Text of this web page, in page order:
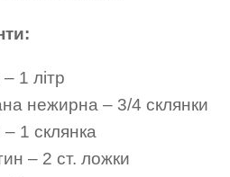
1 літр
нежирна – 3/4 склянки
– 1 склянка
– 2 ст. ложки